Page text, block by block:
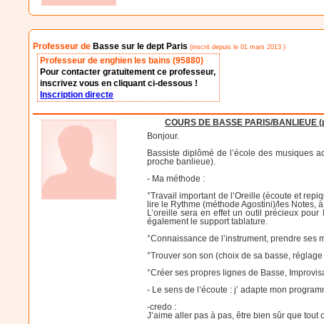
Professeur deBasse sur le dept Paris (inscrit depuis le 01 mars 2013 )
Professeur de enghien les bains (95880)
Pour contacter gratuitement ce professeur,
inscrivez vous en cliquant ci-dessous !
Inscription directe
COURS DE BASSE PARIS/BANLIEUE
Bonjour.
Bassiste diplômé de l’école des musiques
proche banlieue).
- Ma méthode :
°Travail important de l’Oreille (écoute et
lire le Rythme (méthode Agostini)/les Notes,
L’oreille sera en effet un outil précieux
également le support tablature.
°Connaissance de l’instrument, prendre ses
°Trouver son son (choix de sa basse,
°Créer ses propres lignes de Basse,
- Le sens de l’écoute : j’ adapte mon
-credo :
J’aime aller pas à pas, être bien sûr que